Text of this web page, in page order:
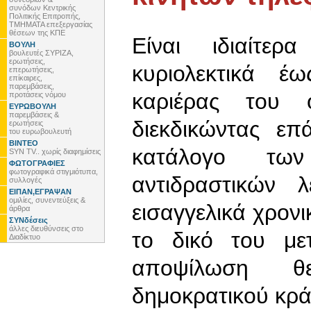
συνόδων Κεντρικής
Πολιτικής Επιτροπής,
ΤΜΗΜΑΤΑ επεξεργασίας
θέσεων της ΚΠΕ
ΒΟΥΛΗ
βουλευτές ΣΥΡΙΖΑ,
ερωτήσεις,
επερωτήσεις,
επίκαιρες,
παρεμβάσεις,
προτάσεις νόμου
ΕΥΡΩΒΟΥΛΗ
παρεμβάσεις &
ερωτήσεις
του ευρωβουλευτή
ΒΙΝΤΕΟ
SYN TV.. χωρίς διαφημίσεις
ΦΩΤΟΓΡΑΦΙΕΣ
φωτογραφικά στιγμιότυπα,
συλλογές
ΕΙΠΑΝ,ΕΓΡΑΨΑΝ
ομιλίες, συνεντεύξεις &
άρθρα
ΣΥΝδέσεις
άλλες διευθύνσεις στο
Διαδίκτυο
Είναι
κυριολεκτικά
καριέρας του
διεκδικώντας
κατάλογο
αντιδραστικών
εισαγγελικά
το δικό του
αποψίλωση
δημοκρατικού